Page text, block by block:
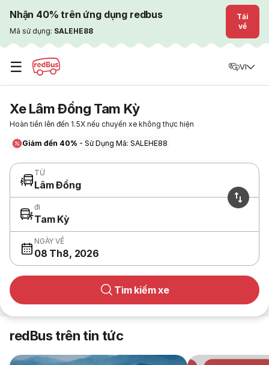
Nhận 40% trên ứng dụng redbus
Mã sử dụng: SALEHE88
Tải
về
☰ VI
Xe Lâm Đồng Tam Kỳ
Hoàn tiền lên đến 1.5X nếu chuyến xe không thực hiện
Giảm đến 40% - Sử Dụng Mã: SALEHE88
TỪ
Lâm Đồng
đi
Tam Kỳ
NGÀY VỀ
08 Th8, 2026
Tìm kiếm xe
redBus trên tin tức